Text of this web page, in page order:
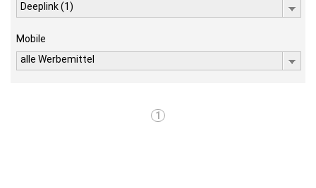
Deeplink (1)
Mobile
alle Werbemittel
1